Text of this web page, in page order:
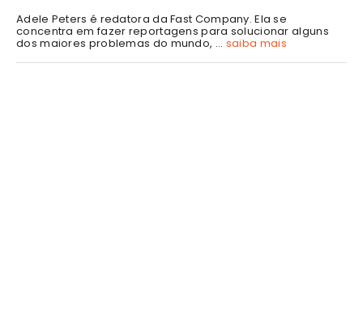
Adele Peters é redatora da Fast Company. Ela se
concentra em fazer reportagens para solucionar alguns
dos maiores problemas do mundo, ... saiba mais